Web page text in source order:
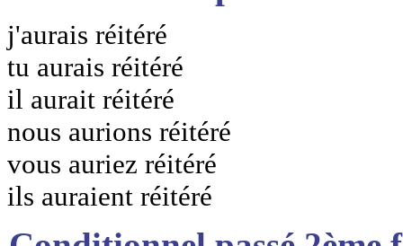
j'aurais réitéré
tu aurais réitéré
il aurait réitéré
nous aurions réitéré
vous auriez réitéré
ils auraient réitéré